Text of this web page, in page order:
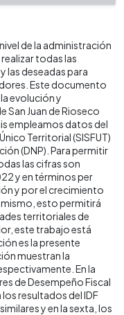
de la administración
todas las
las deseadas para
Este documento
evolución y
San Juan de Rioseco
empleamos datos del
Territorial (SISFUT)
(DNP). Para permitir
las cifras son
y en términos per
y por el crecimiento
esto permitirá
territoriales de
este trabajo está
es la presente
muestran la
En la
de Desempeño Fiscal
los resultados del IDF
y en la sexta, los